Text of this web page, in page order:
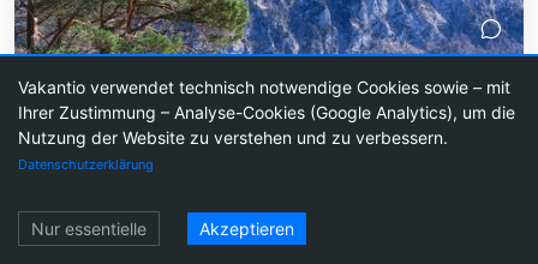
8.9K
Vakantio verwendet technisch notwendige Cookies sowie – mit
Ihrer Zustimmung – Analyse-Cookies (Google Analytics), um die
Nutzung der Website zu verstehen und zu verbessern.
Datenschutzerklärung
Nur essentielle Akzeptieren